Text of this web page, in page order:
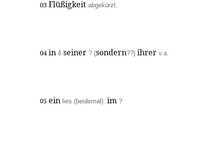
03 Flüßigkeit abgekürzt.
04 in δ seiner ? (sondern??) ihrer v.a.
05 ein lies (beidemal): im ?